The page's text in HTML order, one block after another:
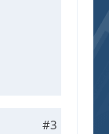
#3